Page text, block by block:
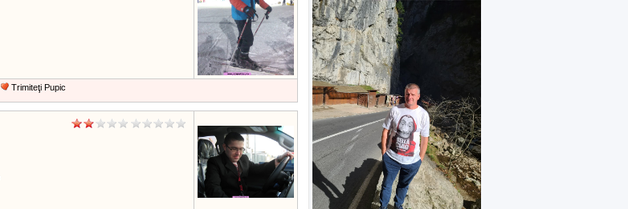
Trimiteţi Pupic